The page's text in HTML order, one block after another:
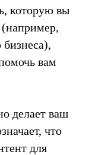
которую вы
(например,
вам
делает ваш
что
для